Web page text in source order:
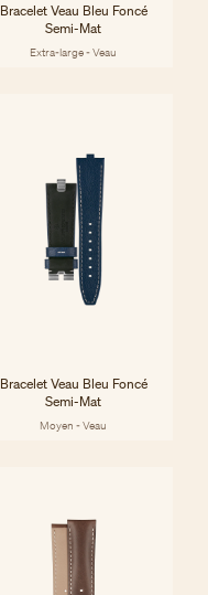
Bracelet Veau Bleu Foncé
Semi-Mat
Extra-large - Veau
Bracelet Veau Bleu Foncé
Semi-Mat
Moyen - Veau